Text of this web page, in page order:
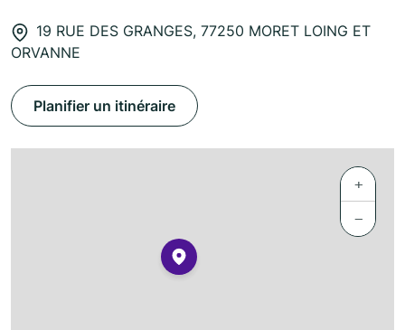
19 RUE DES GRANGES, 77250 MORET LOING ET
ORVANNE
Planifier un itinéraire
+
−